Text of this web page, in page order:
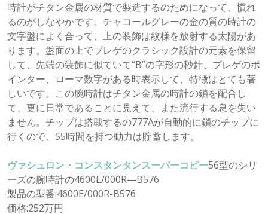
時計がチタン金属の材質で製造するのためになって、慣れ
るのがしなやかです。チャコールグレーの金の質の時計の
文字盤によく合って、上の装飾は紋様を放射する太陽があ
ります。盤面の上でブレゲのクラシック設計の元素を保留
して、先端の装飾に似ていて“B”の字形の秒針、ブレゲのポ
インター、ローマ数字がある時表示して、特徴はとても著
しいです。この腕時計はチタン金属の時計の鎖を配合し
て、更に日常であることに見えて、また流行する息を失い
ません。チップは搭載するの777Aが自動的に鎖のチップに
行くので、55時間を持つ動力は貯蓄します。
ヴァシュロン・コンスタンタンスーパーコピー56型のシリ
ーズの腕時計の4600E/000R―B576
製品の型番:4600E/000R-B576
価格:252万円